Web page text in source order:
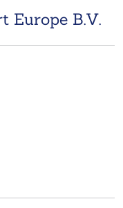
Europe B.V.